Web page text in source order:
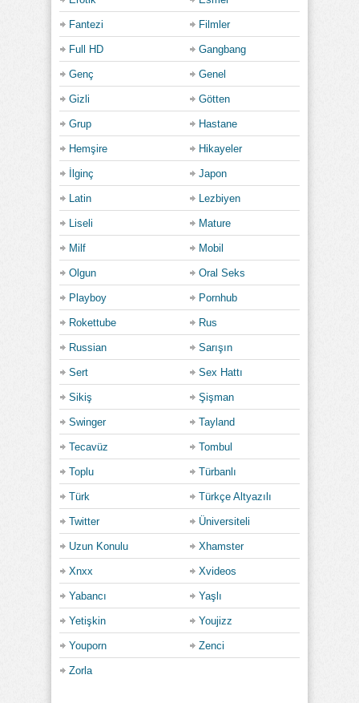
Fantezi Filmler
Full HD Gangbang
Genç Genel
Gizli Götten
Grup Hastane
Hemşire Hikayeler
İlginç Japon
Latin Lezbiyen
Liseli Mature
Milf Mobil
Olgun Oral Seks
Playboy Pornhub
Rokettube Rus
Russian Sarışın
Sert Sex Hattı
Sikiş Şişman
Swinger Tayland
Tecavüz Tombul
Toplu Türbanlı
Türk Türkçe Altyazılı
Twitter Üniversiteli
Uzun Konulu Xhamster
Xnxx Xvideos
Yabancı Yaşlı
Yetişkin Youjizz
Youporn Zenci
Zorla